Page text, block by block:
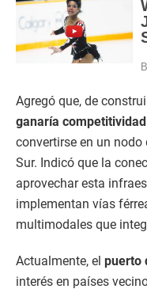
Agregó que, de
ganaría
convertirse en un nodo
Sur. Indicó que la
aprovechar esta
implementan vías
multimodales que
Actualmente, el puerto
interés en países